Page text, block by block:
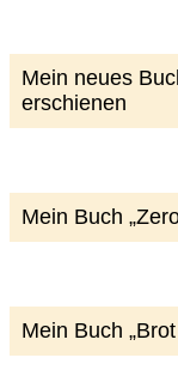
Mein neues
erschienen
Mein Buch
Mein Buch